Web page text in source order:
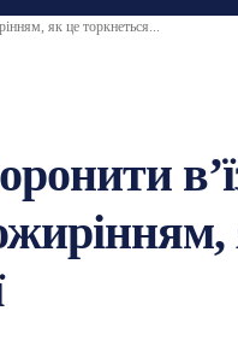
як це торкнеться...